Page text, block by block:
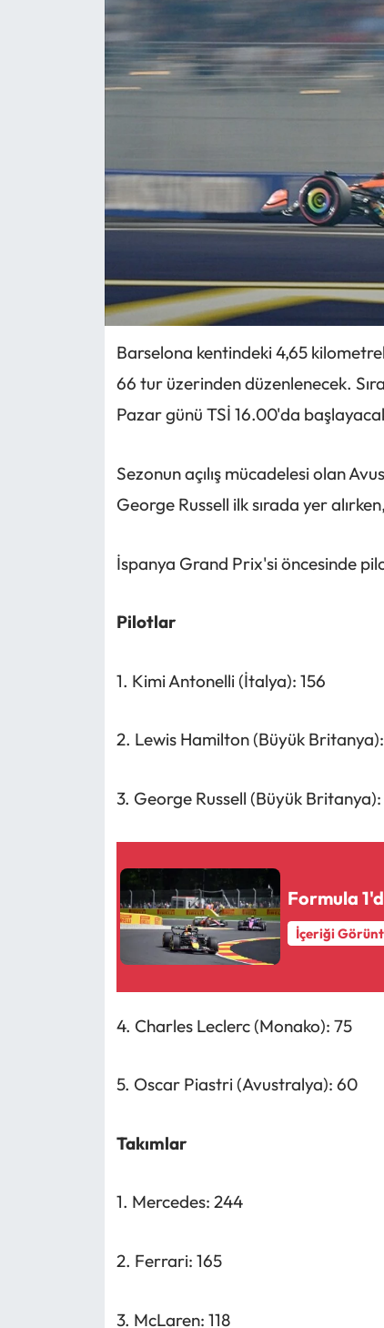
Barselona kentindeki 4,65
66 tur üzerinden düzenlenecek.
Pazar günü TSİ 16.00'da
Sezonun açılış mücadelesi olan
George Russell ilk sırada yer
İspanya Grand Prix'si öncesinde
Pilotlar
1. Kimi Antonelli (İtalya): 156
2. Lewis Hamilton (Büyük
3. George Russell (Büyük Britanya):
Formula
İçeriği
4. Charles Leclerc (Monako): 75
5. Oscar Piastri (Avustralya): 60
Takımlar
1. Mercedes: 244
2. Ferrari: 165
3. McLaren: 118